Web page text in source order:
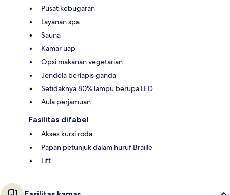
Pusat kebugaran
Layanan spa
Sauna
Kamar uap
Opsi makanan vegetarian
Jendela berlapis ganda
Setidaknya 80% lampu berupa LED
Aula perjamuan
Fasilitas difabel
Akses kursi roda
Papan petunjuk dalam huruf Braille
Lift